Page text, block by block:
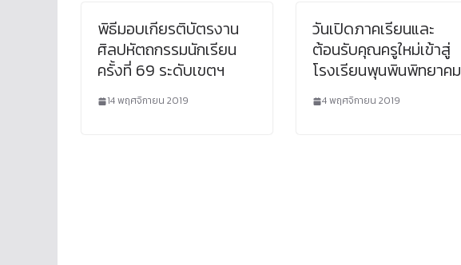
พิธีมอบเกียรติบัตรงาน
ศิลปหัตถกรรมนักเรียน
ครั้งที่ 69 ระดับเขตฯ
14 พฤศจิกายน 2019
วันเปิดภาคเรียนและ
ต้อนรับคุณครูใหม่เข้าสู่
โรงเรียนพุนพินพิทยาคม
4 พฤศจิกายน 2019